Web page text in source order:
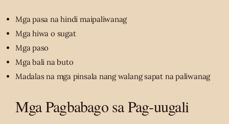
Mga pasa na hindi maipaliwanag
Mga hiwa o sugat
Mga paso
Mga bali na buto
Madalas na mga pinsala nang walang sapat na paliwanag
Mga Pagbabago sa Pag-uugali